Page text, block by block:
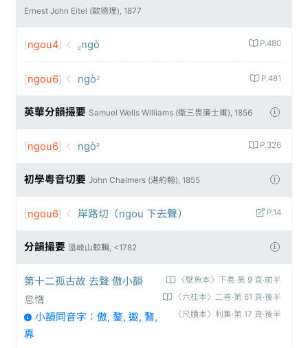
Ernest John Eitel (歐德理), 1877
P.480
[ngou4] ꜁ngò
P.481
[ngou6] ngò꜅
英華分韻撮要 Samuel Wells Williams (衛三畏廉士甫), 1856
P.326
[ngou6] ngò꜅
初學粵音切要 John Chalmers (湛約翰), 1855
P.14
[ngou6] 岸路切（ngou 下去聲）
分韻撮要 溫岐山較輯, <1782
〈壁魚本〉下卷‧第 9 頁‧前半
〈六桂本〉二卷‧第 61 頁‧後半
〈尺牘本〉利集‧第 17 頁‧後半
第十二孤古故 去聲 傲小韻
怠惰
小韻同音字：傲, 鏊, 遨, 鷔,
奡